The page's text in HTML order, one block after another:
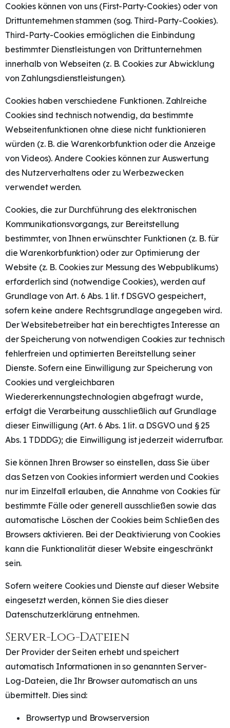
Cookies können von uns (First-Party-Cookies) oder von
Drittunternehmen stammen (sog. Third-Party-Cookies).
Third-Party-Cookies ermöglichen die Einbindung
bestimmter Dienstleistungen von Drittunternehmen
innerhalb von Webseiten (z. B. Cookies zur Abwicklung
von Zahlungsdienstleistungen).
Cookies haben verschiedene Funktionen. Zahlreiche
Cookies sind technisch notwendig, da bestimmte
Webseitenfunktionen ohne diese nicht funktionieren
würden (z. B. die Warenkorbfunktion oder die Anzeige
von Videos). Andere Cookies können zur Auswertung
des Nutzerverhaltens oder zu Werbezwecken
verwendet werden.
Cookies, die zur Durchführung des elektronischen
Kommunikationsvorgangs, zur Bereitstellung
bestimmter, von Ihnen erwünschter Funktionen (z. B. für
die Warenkorbfunktion) oder zur Optimierung der
Website (z. B. Cookies zur Messung des Webpublikums)
erforderlich sind (notwendige Cookies), werden auf
Grundlage von Art. 6 Abs. 1 lit. f DSGVO gespeichert,
sofern keine andere Rechtsgrundlage angegeben wird.
Der Websitebetreiber hat ein berechtigtes Interesse an
der Speicherung von notwendigen Cookies zur technisch
fehlerfreien und optimierten Bereitstellung seiner
Dienste. Sofern eine Einwilligung zur Speicherung von
Cookies und vergleichbaren
Wiedererkennungstechnologien abgefragt wurde,
erfolgt die Verarbeitung ausschließlich auf Grundlage
dieser Einwilligung (Art. 6 Abs. 1 lit. a DSGVO und § 25
Abs. 1 TDDDG); die Einwilligung ist jederzeit widerrufbar.
Sie können Ihren Browser so einstellen, dass Sie über
das Setzen von Cookies informiert werden und Cookies
nur im Einzelfall erlauben, die Annahme von Cookies für
bestimmte Fälle oder generell ausschließen sowie das
automatische Löschen der Cookies beim Schließen des
Browsers aktivieren. Bei der Deaktivierung von Cookies
kann die Funktionalität dieser Website eingeschränkt
sein.
Sofern weitere Cookies und Dienste auf dieser Website
eingesetzt werden, können Sie dies dieser
Datenschutzerklärung entnehmen.
Server-Log-Dateien
Der Provider der Seiten erhebt und speichert
automatisch Informationen in so genannten Server-
Log-Dateien, die Ihr Browser automatisch an uns
übermittelt. Dies sind:
Browsertyp und Browserversion